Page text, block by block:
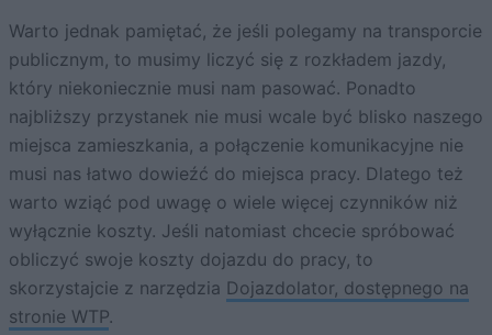
Warto jednak pamiętać, że jeśli polegamy na transporcie
publicznym, to musimy liczyć się z rozkładem jazdy,
który niekoniecznie musi nam pasować. Ponadto
najbliższy przystanek nie musi wcale być blisko naszego
miejsca zamieszkania, a połączenie komunikacyjne nie
musi nas łatwo dowieźć do miejsca pracy. Dlatego też
warto wziąć pod uwagę o wiele więcej czynników niż
wyłącznie koszty. Jeśli natomiast chcecie spróbować
obliczyć swoje koszty dojazdu do pracy, to
skorzystajcie z narzędzia Dojazdolator, dostępnego na
stronie WTP.